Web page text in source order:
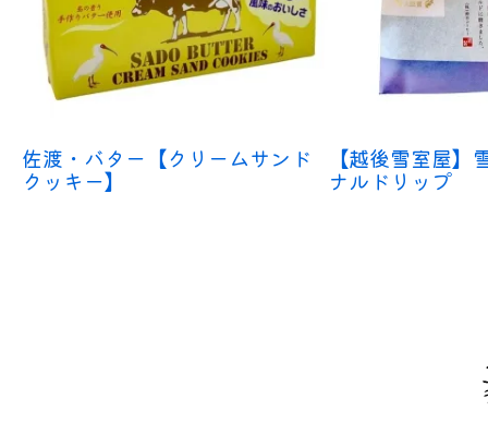
佐渡・バター【クリームサンド
クッキー】
【越後雪室屋】
ナルドリップ